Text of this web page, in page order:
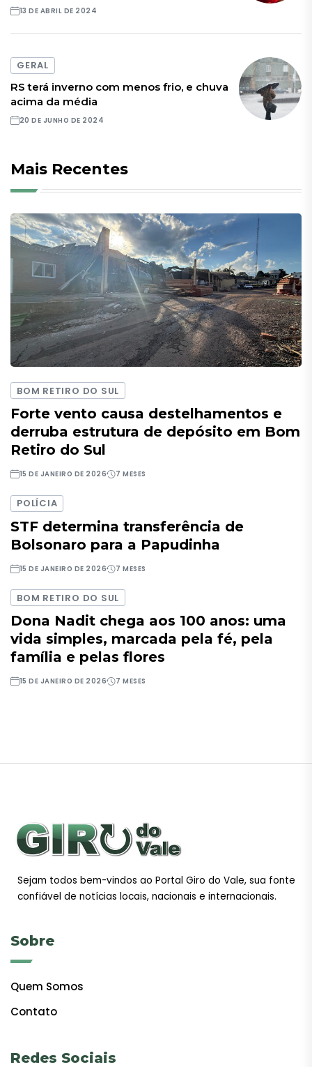
13 DE ABRIL DE 2024
GERAL
RS terá inverno com menos frio, e chuva
acima da média
20 DE JUNHO DE 2024
Mais Recentes
BOM RETIRO DO SUL
Forte vento causa destelhamentos e
derruba estrutura de depósito em Bom
Retiro do Sul
15 DE JANEIRO DE 2026 7 MESES
POLÍCIA
STF determina transferência de
Bolsonaro para a Papudinha
15 DE JANEIRO DE 2026 7 MESES
BOM RETIRO DO SUL
Dona Nadit chega aos 100 anos: uma
vida simples, marcada pela fé, pela
família e pelas flores
15 DE JANEIRO DE 2026 7 MESES
Sejam todos bem-vindos ao Portal Giro do Vale, sua fonte
confiável de notícias locais, nacionais e internacionais.
Sobre
Quem Somos
Contato
Redes Sociais